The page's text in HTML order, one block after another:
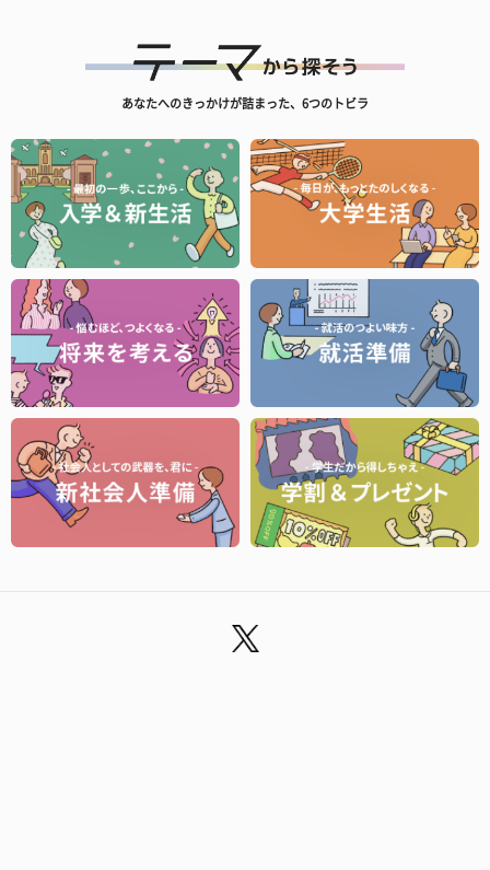
あなたへのきっかけが詰まった、6つのトビラ